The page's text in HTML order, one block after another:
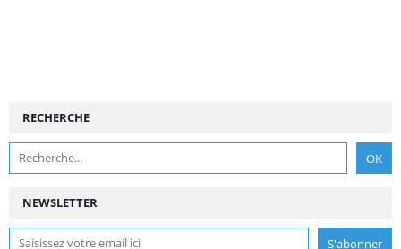
NEWSLETTER
RECHERCHE